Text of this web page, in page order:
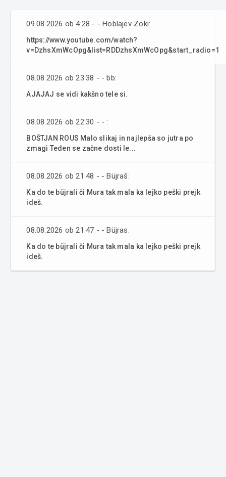
09.08.2026 ob 4:28 - - Hoblajev Zoki:
https://www.youtube.com/watch?
v=DzhsXmWcOpg&list=RDDzhsXmWcOpg&start_radio=1
08.08.2026 ob 23:38 - - bb:
AJAJAJ se vidi kakšno tele si.
08.08.2026 ob 22:30 - - :
BOŠTJAN ROUS Malo slikaj in najlepša so jutra po
zmagi Teden se začne dosti le...
08.08.2026 ob 21:48 - - Büjraš:
Ka do te büjrali či Mura tak mala ka lejko peški prejk
ideš.
08.08.2026 ob 21:47 - - Büjras:
Ka do te büjrali či Mura tak mala ka lejko peški prejk
ideš.